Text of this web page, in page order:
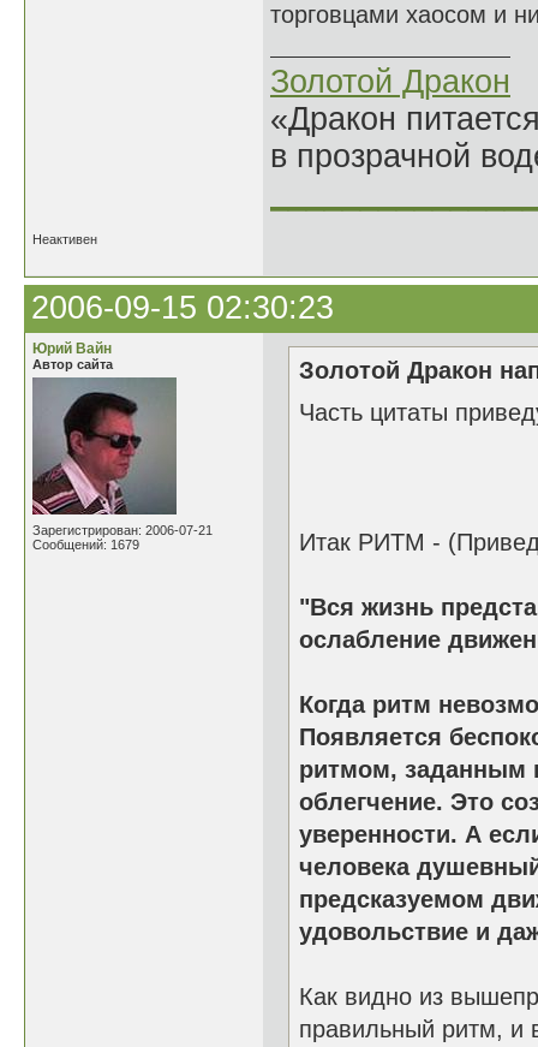
торговцами хаосом и
Золотой Дракон
«Дракон
в прозрачной
Неактивен
2006-09-15 02:30:23
Юрий Вайн
Автор сайта
Зарегистрирован: 2006-07-21
Сообщений: 1679
Золотой Дракон
Часть цитаты
Итак РИТМ -
"Вся жизнь
ослабление
Когда ритм
Появляется
ритмом, заданным
облегчение. Это
уверенности. А
человека
предсказуемом
удовольствие и
Как видно из
правильный ритм, и